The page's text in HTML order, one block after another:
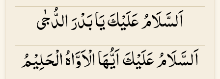
اَلسَّلَامُ عَلَیْكَ یَا بَدْرَ الدُّجٰی
اَلسَّلَامُ عَلَیْكَ اَیُّهَا الْاَوَّاهُ الْحَلِیْمُ